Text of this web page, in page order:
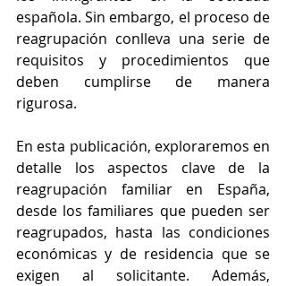
española. Sin embargo, el proceso de
reagrupación conlleva una serie de
requisitos y procedimientos que
deben cumplirse de manera
rigurosa.
En esta publicación, exploraremos en
detalle los aspectos clave de la
reagrupación familiar en España,
desde los familiares que pueden ser
reagrupados, hasta las condiciones
económicas y de residencia que se
exigen al solicitante. Además,